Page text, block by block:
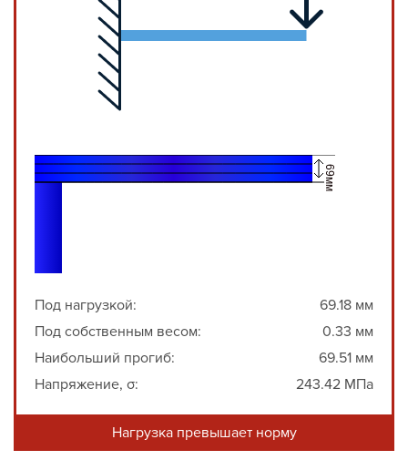
Под нагрузкой:
69.18 мм
Под собственным весом:
0.33 мм
Наибольший прогиб:
69.51 мм
Напряжение, σ:
243.42 МПа
Нагрузка превышает норму